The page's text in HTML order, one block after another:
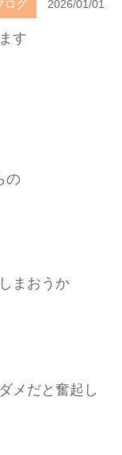
ログ 2026/01/01
す
の
まおうか
メだと奮起し